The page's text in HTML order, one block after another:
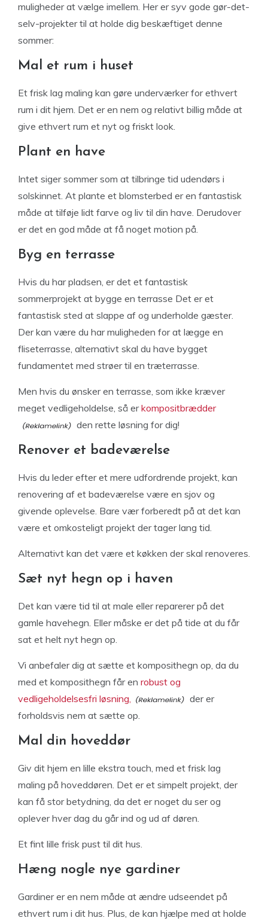
muligheder at vælge imellem. Her er syv gode gør-det-
selv-projekter til at holde dig beskæftiget denne
sommer:
Mal et rum i huset
Et frisk lag maling kan gøre underværker for ethvert
rum i dit hjem. Det er en nem og relativt billig måde at
give ethvert rum et nyt og friskt look.
Plant en have
Intet siger sommer som at tilbringe tid udendørs i
solskinnet. At plante et blomsterbed er en fantastisk
måde at tilføje lidt farve og liv til din have. Derudover
er det en god måde at få noget motion på.
Byg en terrasse
Hvis du har pladsen, er det et fantastisk
sommerprojekt at bygge en terrasse Det er et
fantastisk sted at slappe af og underholde gæster.
Der kan være du har muligheden for at lægge en
fliseterrasse, alternativt skal du have bygget
fundamentet med strøer til en træterrasse.
Men hvis du ønsker en terrasse, som ikke kræver
meget vedligeholdelse, så erkompositbrædder
den rette løsning for dig!
Renover et badeværelse
Hvis du leder efter et mere udfordrende projekt, kan
renovering af et badeværelse være en sjov og
givende oplevelse. Bare vær forberedt på at det kan
være et omkosteligt projekt der tager lang tid.
Alternativt kan det være et køkken der skal renoveres.
Sæt nyt hegn op i haven
Det kan være tid til at male eller reparerer på det
gamle havehegn. Eller måske er det på tide at du får
sat et helt nyt hegn op.
Vi anbefaler dig at sætte et komposithegn op, da du
med et komposithegn får en robust og
vedligeholdelsesfri løsning,
der er
forholdsvis nem at sætte op.
Mal din hoveddør
Giv dit hjem en lille ekstra touch, med et frisk lag
maling på hoveddøren. Det er et simpelt projekt, der
kan få stor betydning, da det er noget du ser og
oplever hver dag du går ind og ud af døren.
Et fint lille frisk pust til dit hus.
Hæng nogle nye gardiner
Gardiner er en nem måde at ændre udseendet på
ethvert rum i dit hus. Plus, de kan hjælpe med at holde